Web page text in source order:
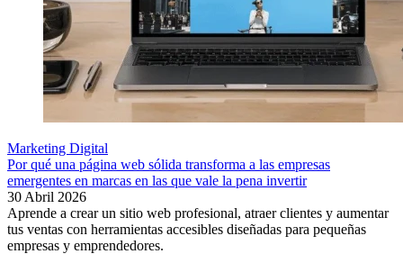
Marketing Digital
Por qué una página web sólida transforma a las empresas
emergentes en marcas en las que vale la pena invertir
30 Abril 2026
Aprende a crear un sitio web profesional, atraer clientes y aumentar
tus ventas con herramientas accesibles diseñadas para pequeñas
empresas y emprendedores.